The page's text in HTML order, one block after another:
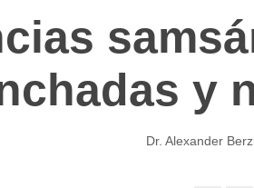
y
Dr. Alexander